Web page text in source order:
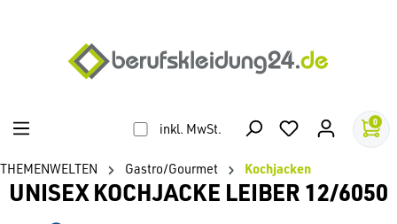
inkl. MwSt. 0
THEMENWELTEN Gastro/Gourmet Kochjacken
UNISEX KOCHJACKE LEIBER 12/6050